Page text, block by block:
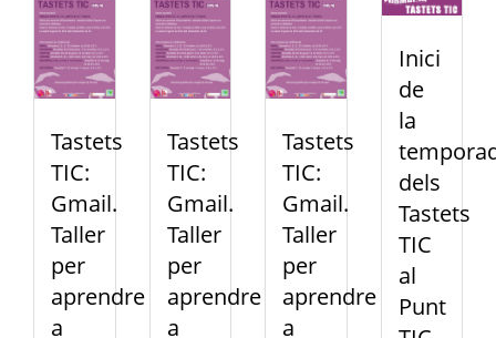
Tastets
TIC:
Gmail.
Taller
per
aprendre
a
Tastets
TIC:
Gmail.
Taller
per
aprendre
a
Tastets
TIC:
Gmail.
Taller
per
aprendre
a
Inici
de
la
dels
Tastets
TIC
al
Punt